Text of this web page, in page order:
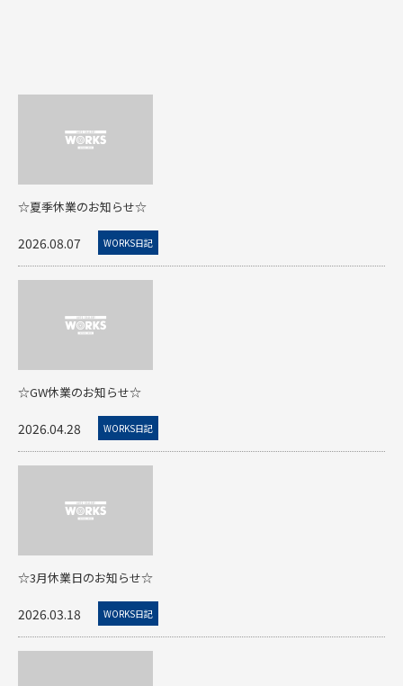
☆夏季休業のお知らせ☆
2026.08.07 WORKS日記
☆GW休業のお知らせ☆
2026.04.28 WORKS日記
☆3月休業日のお知らせ☆
2026.03.18 WORKS日記